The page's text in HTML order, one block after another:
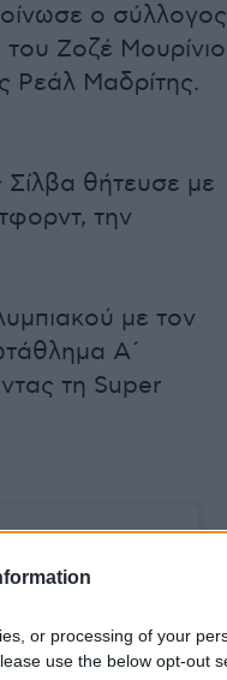
or processing of your
use the below opt-out
ο σύλλογος
του Ζοζέ
Ρεάλ Μαδρίτης.
Σίλβα θήτευσε με
την
με τον
Α΄
τη Super